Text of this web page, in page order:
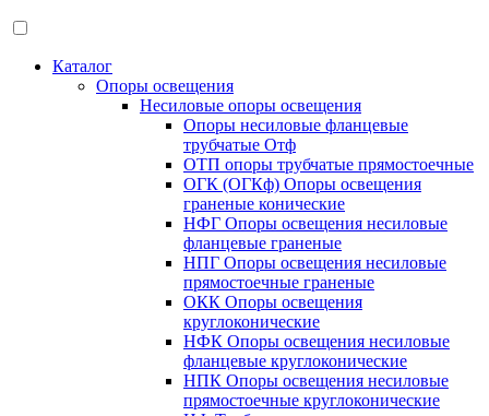
Каталог
Опоры освещения
Несиловые опоры освещения
Опоры несиловые фланцевые
трубчатые Отф
ОТП опоры трубчатые прямостоечные
ОГК (ОГКф) Опоры освещения
граненые конические
НФГ Опоры освещения несиловые
фланцевые граненые
НПГ Опоры освещения несиловые
прямостоечные граненые
ОКК Опоры освещения
круглоконические
НФК Опоры освещения несиловые
фланцевые круглоконические
НПК Опоры освещения несиловые
прямостоечные круглоконические